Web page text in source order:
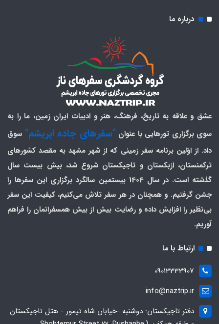
درباره ما
عشق و علاقه به تاریخ، فرهنگ، هنر و ادبیات ایران زمین، ما را به
سوی برگزاری تورهایی با عنوان "سفرهای جاده ابریشم" سوق
داد. از اوّلین برنامه سفر زمینی که از شهر مشهد به مقصد کشورهای
ترکمنستان، ازبکستان و تاجیکستان شروع شد، بیش بیست سال
گذشته است. در سال 1404 بیستمین سالگرد برگزاری این سفرها را
جشن گرفتیم. و همچنان در هر سفر تلاش می‌کنیم، کیفیت این سفر
بی‌نظیر را افزایش داده و رضایت بیش از بیش همسفرانمان را فراهم
آوریم.
ارتباط با ما
09013333907
info@naztrip.ir
دفتر تاجیکستان: دوشنبه -خیابان شاه تیمور - هتل تاجیکستان